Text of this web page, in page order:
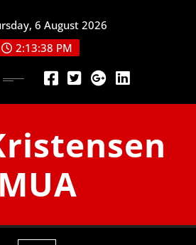
6 August 2026
2:13:39 PM
MUA